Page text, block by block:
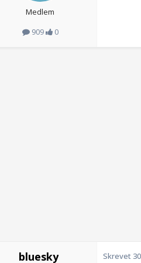
Medlem
909
0
bluesky Skrevet